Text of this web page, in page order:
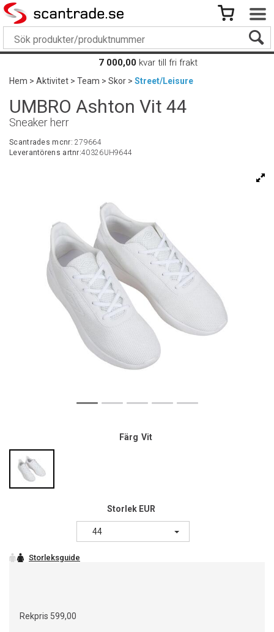
7 000,00 kvar till fri frakt
Hem>Aktivitet>Team>Skor>Street/Leisure
UMBRO Ashton Vit 44
Sneaker herr
Scantrades mcnr:279664
Leverantörens artnr:40326UH9644
Färg Vit
Storlek EUR
44
Rekpris 599,00